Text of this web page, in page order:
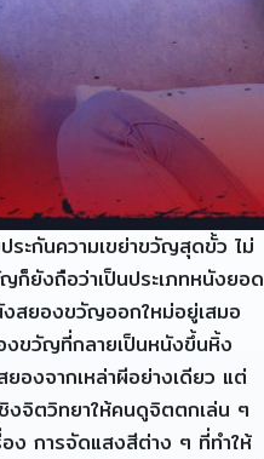
ะกันความเขย่าขวัญสุดขั้ว ไม่
ก็ยังถือว่าเป็นประเภทหนังยอด
สยองขวัญออกใหม่อยู่เสมอ
งขวัญที่กลายเป็นหนังขึ้นหิ้ง
องจากเหล่าผีอย่างเดียว แต่
งจิตวิทยาให้คนดูจิตตกเล่น ๆ
ง การจัดแสงสีต่าง ๆ ที่ทำให้